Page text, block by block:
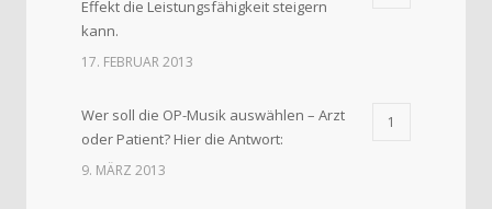
Effekt die Leistungsfähigkeit steigern
kann.
17. FEBRUAR 2013
Wer soll die OP-Musik auswählen – Arzt
oder Patient? Hier die Antwort:
1
9. MÄRZ 2013